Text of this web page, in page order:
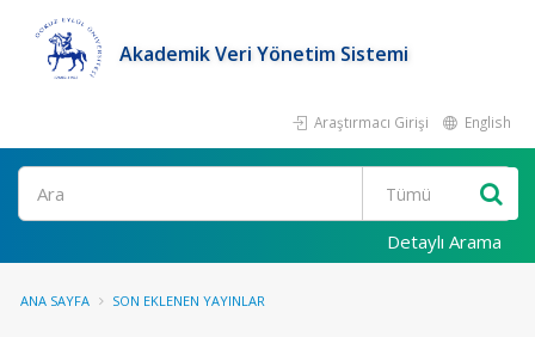
Akademik Veri Yönetim Sistemi
Araştırmacı Girişi English
Ara
Detaylı Arama
ANA SAYFA SON EKLENEN YAYINLAR